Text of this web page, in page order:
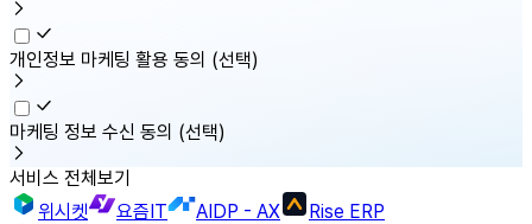
개인정보 마케팅 활용 동의 (선택)
마케팅 정보 수신 동의 (선택)
서비스 전체보기
위시켓
요즘IT AIDP - AX Rise ERP